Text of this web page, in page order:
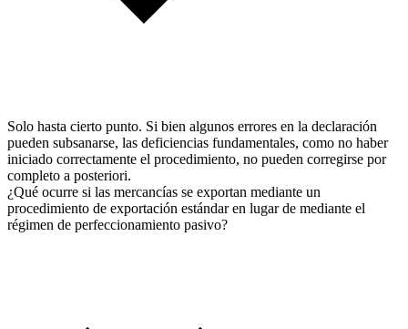
Solo hasta cierto punto. Si bien algunos errores en la declaración
pueden subsanarse, las deficiencias fundamentales, como no haber
iniciado correctamente el procedimiento, no pueden corregirse por
completo a posteriori.
¿Qué ocurre si las mercancías se exportan mediante un
procedimiento de exportación estándar en lugar de mediante el
régimen de perfeccionamiento pasivo?